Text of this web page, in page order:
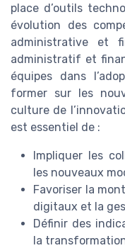
place d’outils
évolution des
administrative et
administratif et
équipes dans
former sur les
culture de
est essentiel de :
Impliquer les
les nouveaux
Favoriser la
digitaux et la
Définir des
la